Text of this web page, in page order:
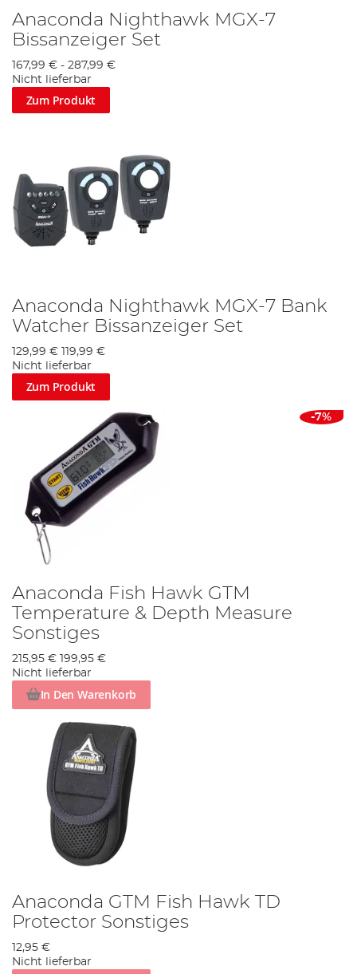
Anaconda Nighthawk MGX-7
Bissanzeiger Set
167,99 € - 287,99 €
Nicht lieferbar
Zum Produkt
Anaconda Nighthawk MGX-7 Bank
Watcher Bissanzeiger Set
129,99 €
119,99 €
Nicht lieferbar
Zum Produkt
-7%
Anaconda Fish Hawk GTM
Temperature & Depth Measure
Sonstiges
215,95 € 199,95 €
Nicht lieferbar
In Den Warenkorb
Anaconda GTM Fish Hawk TD
Protector Sonstiges
12,95 €
Nicht lieferbar